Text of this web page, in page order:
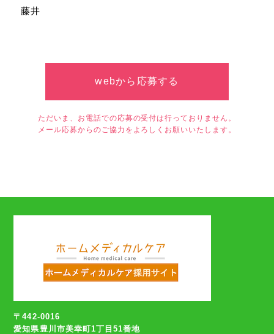
藤井
webから応募する
ただいま、お電話での応募の受付は行っておりません。
メール応募からのご協力をよろしくお願いいたします。
〒442-0016
愛知県豊川市美幸町1丁目51番地